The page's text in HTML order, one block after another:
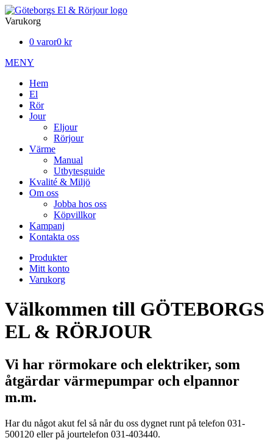
Varukorg
0 varor0 kr
MENY
Hem
El
Rör
Jour
Eljour
Rörjour
Värme
Manual
Utbytesguide
Kvalité & Miljö
Om oss
Jobba hos oss
Köpvillkor
Kampanj
Kontakta oss
Produkter
Mitt konto
Varukorg
Välkommen till GÖTEBORGS
EL & RÖRJOUR
Vi har rörmokare och elektriker, som
åtgärdar värmepumpar och elpannor
m.m.
Har du något akut fel så når du oss dygnet runt på telefon 031-
500120 eller på jourtelefon 031-403440.